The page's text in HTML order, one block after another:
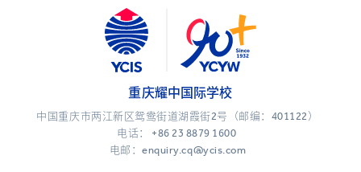
重庆耀中国际学校
中国重庆市两江新区鸳鸯街道湖霞街2号（邮编：401122）
电话： +86 23 8879 1600
电邮：enquiry.cq@ycis.com